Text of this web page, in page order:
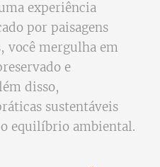
experiência
por paisagens
você mergulha em
e
disso,
sustentáveis
equilíbrio ambiental.